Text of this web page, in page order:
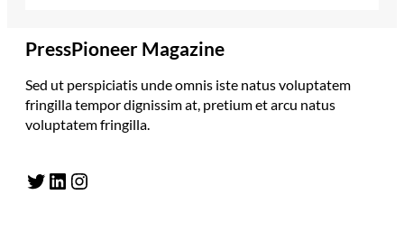
PressPioneer Magazine
Sed ut perspiciatis unde omnis iste natus voluptatem
fringilla tempor dignissim at, pretium et arcu natus
voluptatem fringilla.
Twitter LinkedIn Instagram